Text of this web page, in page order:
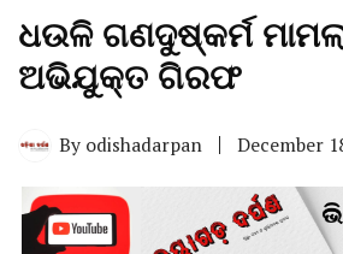
ଧଉଳି ଗଣଦୁଷ୍କର୍ମ
ଅଭିଯୁକ୍ତ ଗିରଫ
By odishadarpan December